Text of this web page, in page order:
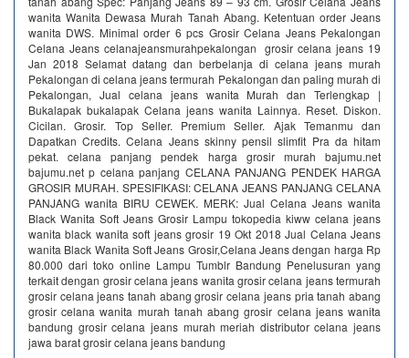
wanita Wanita Dewasa Murah Tanah Abang. Ketentuan order Jeans
wanita DWS. Minimal order 6 pcs Grosir Celana Jeans Pekalongan
Celana Jeans celanajeansmurahpekalongan grosir celana jeans 19
Jan 2018 Selamat datang dan berbelanja di celana jeans murah
Pekalongan di celana jeans termurah Pekalongan dan paling murah di
Pekalongan, Jual celana jeans wanita Murah dan Terlengkap |
Bukalapak bukalapak Celana jeans wanita Lainnya. Reset. Diskon.
Cicilan. Grosir. Top Seller. Premium Seller. Ajak Temanmu dan
Dapatkan Credits. Celana Jeans skinny pensil slimfit Pra da hitam
pekat. celana panjang pendek harga grosir murah bajumu.net
bajumu.net p celana panjang CELANA PANJANG PENDEK HARGA
GROSIR MURAH. SPESIFIKASI: CELANA JEANS PANJANG CELANA
PANJANG wanita BIRU CEWEK. MERK: Jual Celana Jeans wanita
Black Wanita Soft Jeans Grosir Lampu tokopedia kiww celana jeans
wanita black wanita soft jeans grosir 19 Okt 2018 Jual Celana Jeans
wanita Black Wanita Soft Jeans Grosir,Celana Jeans dengan harga Rp
80.000 dari toko online Lampu Tumblr Bandung Penelusuran yang
terkait dengan grosir celana jeans wanita grosir celana jeans termurah
grosir celana jeans tanah abang grosir celana jeans pria tanah abang
grosir celana wanita murah tanah abang grosir celana jeans wanita
bandung grosir celana jeans murah meriah distributor celana jeans
jawa barat grosir celana jeans bandung